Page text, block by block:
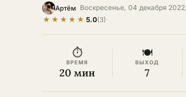
Артём Воскресенье, 04 декабря
★ ★ ★ ★ ★ 5.0(3)
⏱
ВРЕМЯ
20 мин
🍽
ВЫХОД
7